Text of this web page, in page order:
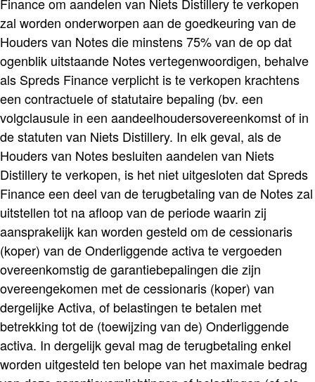
Finance om aandelen van Niets Distillery te verkopen
zal worden onderworpen aan de goedkeuring van de
Houders van Notes die minstens 75% van de op dat
ogenblik uitstaande Notes vertegenwoordigen, behalve
als Spreds Finance verplicht is te verkopen krachtens
een contractuele of statutaire bepaling (bv. een
volgclausule in een aandeelhoudersovereenkomst of in
de statuten van Niets Distillery. In elk geval, als de
Houders van Notes besluiten aandelen van Niets
Distillery te verkopen, is het niet uitgesloten dat Spreds
Finance een deel van de terugbetaling van de Notes zal
uitstellen tot na afloop van de periode waarin zij
aansprakelijk kan worden gesteld om de cessionaris
(koper) van de Onderliggende activa te vergoeden
overeenkomstig de garantiebepalingen die zijn
overeengekomen met de cessionaris (koper) van
dergelijke Activa, of belastingen te betalen met
betrekking tot de (toewijzing van de) Onderliggende
activa. In dergelijk geval mag de terugbetaling enkel
worden uitgesteld ten belope van het maximale bedrag